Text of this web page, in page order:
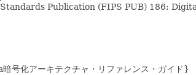
Publication (FIPS PUB) 186:
化アーキテクチャ・リファレンス・ガイド}